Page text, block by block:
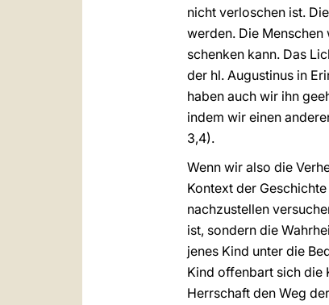
nicht verloschen ist.
werden. Die
schenken kann. Das
der hl. Augustinus in
haben auch wir ihn
indem wir einen
3,4).
Wenn wir also die
Kontext der
nachzustellen
ist, sondern die
jenes Kind unter die
Kind offenbart sich die
Herrschaft den Weg